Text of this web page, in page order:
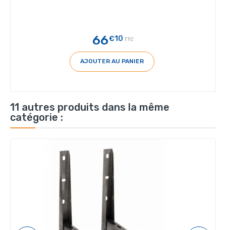
66€10 TTC
AJOUTER AU PANIER
11 autres produits dans la même
catégorie :